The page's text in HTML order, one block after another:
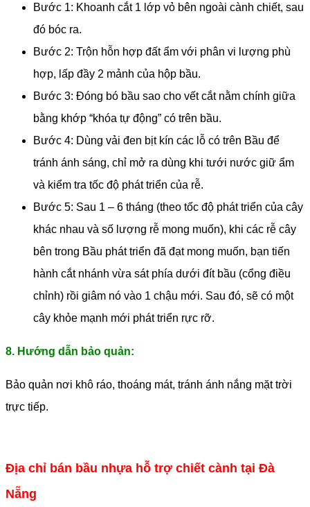
Bước 1: Khoanh cắt 1 lớp vỏ bên ngoài cành chiết, sau
đó bóc ra.
Bước 2: Trộn hỗn hợp đất ẩm với phân vi lượng phù
hợp, lấp đầy 2 mảnh của hộp bầu.
Bước 3: Đóng bó bầu sao cho vết cắt nằm chính giữa
bằng khớp “khóa tự động” có trên bầu.
Bước 4: Dùng vải đen bịt kín các lỗ có trên Bầu để
tránh ánh sáng, chỉ mở ra dùng khi tưới nước giữ ẩm
và kiểm tra tốc độ phát triển của rễ.
Bước 5: Sau 1 – 6 tháng (theo tốc độ phát triển của cây
khác nhau và số lượng rễ mong muốn), khi các rễ cây
bên trong Bầu phát triển đã đạt mong muốn, bạn tiến
hành cắt nhánh vừa sát phía dưới đít bầu (cổng điều
chỉnh) rồi giâm nó vào 1 chậu mới. Sau đó, sẽ có một
cây khỏe mạnh mới phát triển rực rỡ.
8. Hướng dẫn bảo quản:
Bảo quản nơi khô ráo, thoáng mát, tránh ánh nắng mặt trời
trực tiếp.
Địa chỉ bán bầu nhựa hỗ trợ chiết cành tại Đà
Nẵng